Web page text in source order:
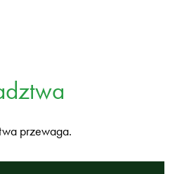
przewaga.